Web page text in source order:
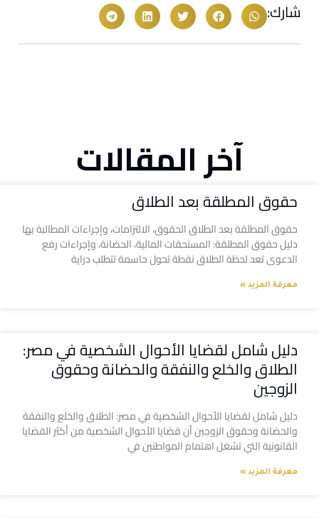
شارك:
آخر المقالات
حقوق المطلقة بعد الطلاق
حقوق المطلقة بعد الطلاق الحقوق، الالتزامات، وإجراءات المطالبة بها
دليل حقوق المطلقة: المستحقات المالية، الحضانة، وإجراءات رفع
الدعوى تعد لحظة الطلاق نقطة تحول حاسمة تتطلب دراية
معرفة المزيد »
دليل شامل لقضايا الأحوال الشخصية في مصر:
الطلاق والخلع والنفقة والحضانة وحقوق
الزوجين
دليل شامل لقضايا الأحوال الشخصية في مصر: الطلاق والخلع والنفقة
والحضانة وحقوق الزوجين أن قضايا الأحوال الشخصية من أكثر القضايا
القانونية التي تشغل اهتمام المواطنين في
معرفة المزيد »